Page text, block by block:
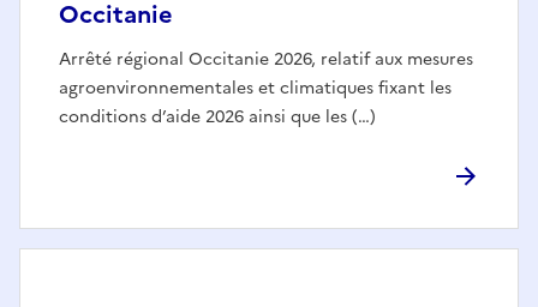
Occitanie
Arrêté régional Occitanie 2026, relatif aux mesures
agroenvironnementales et climatiques fixant les
conditions d’aide 2026 ainsi que les (…)